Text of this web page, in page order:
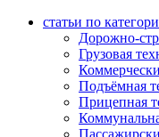
статьи по
Дорожно-
Грузовая
Подъёмная
Прицепная